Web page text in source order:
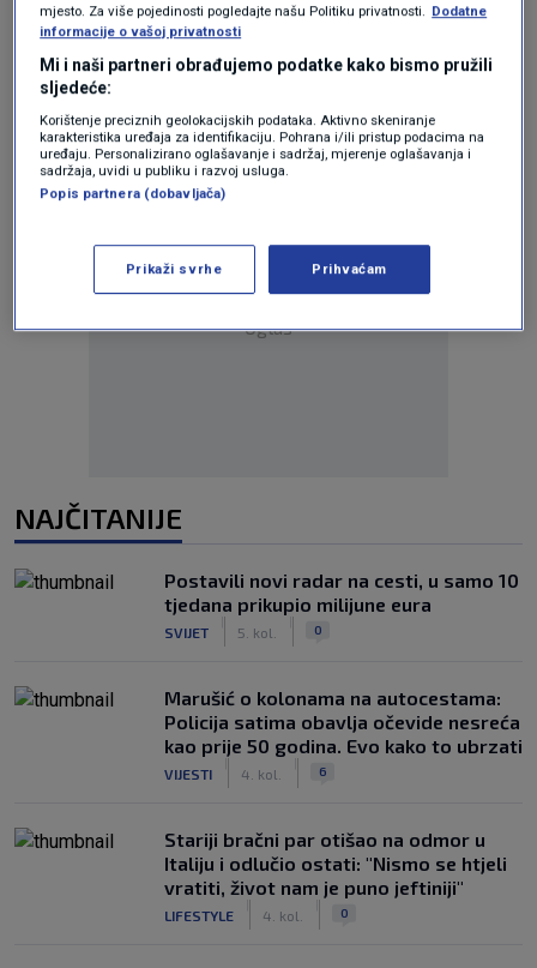
Oglas
Oglas
NAJČITANIJE
Postavili novi radar na cesti, u samo 10
tjedana prikupio milijune eura
SVIJET 5. kol. 0
Marušić o kolonama na autocestama:
Policija satima obavlja očevide nesreća
kao prije 50 godina. Evo kako to ubrzati
VIJESTI 4. kol. 6
Stariji bračni par otišao na odmor u
Italiju i odlučio ostati: "Nismo se htjeli
vratiti, život nam je puno jeftiniji"
LIFESTYLE 4. kol. 0
mjesto. Za više pojedinosti pogledajte našu Politiku privatnosti. Dodatne
informacije o vašoj privatnosti
Mi i naši partneri obrađujemo podatke kako bismo pružili
sljedeće:
Korištenje preciznih geolokacijskih podataka. Aktivno skeniranje
karakteristika uređaja za identifikaciju. Pohrana i/ili pristup podacima na
uređaju. Personalizirano oglašavanje i sadržaj, mjerenje oglašavanja i
sadržaja, uvidi u publiku i razvoj usluga.
Popis partnera (dobavljača)
Prikaži svrhe Prihvaćam